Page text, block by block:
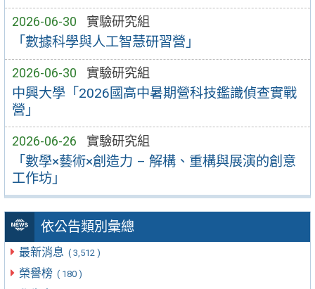
2026-06-30 實驗研究組
「數據科學與人工智慧研習營」
2026-06-30 實驗研究組
中興大學「2026國高中暑期營科技鑑識偵查實戰
營」
2026-06-26 實驗研究組
「數學×藝術×創造力 – 解構、重構與展演的創意
工作坊」
依公告類別彙總
最新消息 ( 3,512 )
榮譽榜 ( 180 )